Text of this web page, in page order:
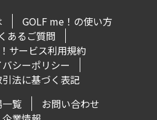
GOLF me！の使い方
あるご質問
サービス利用規約
シーポリシー
法に基づく表記
覧
お問い合わせ